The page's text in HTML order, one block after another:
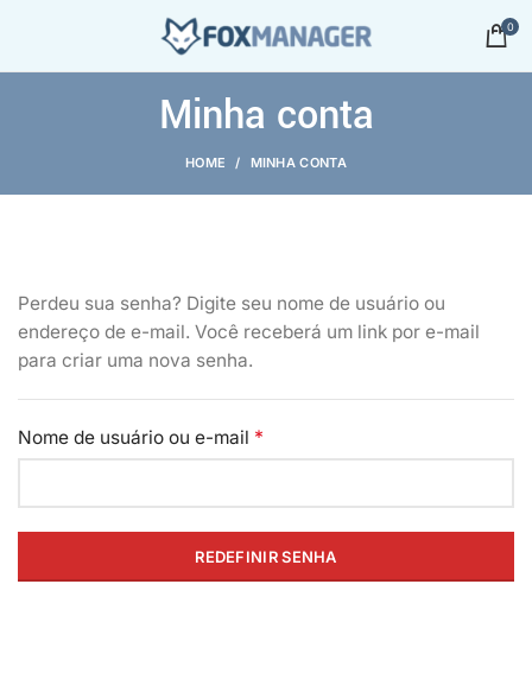
0
Minha conta
HOME MINHA CONTA
Perdeu sua senha? Digite seu nome de usuário ou
endereço de e-mail. Você receberá um link por e-mail
para criar uma nova senha.
Nome de usuário ou e-mail *
REDEFINIR SENHA